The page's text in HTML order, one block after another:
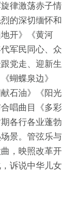
律激荡赤子情
的深切缅怀和
开》《黄河
军民同心、众
党走、迎新生
蝴蝶泉边》
石油》《阳光
唱曲目《多彩
各行各业蓬勃
景。管弦乐与
，映照改革开
诉说中华儿女